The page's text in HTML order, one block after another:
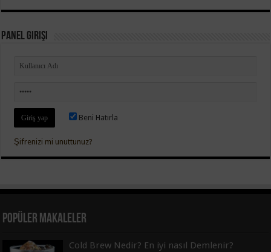
Panel Girişi
Beni Hatırla
Şifrenizi mi unuttunuz?
Popüler Makaleler
Cold Brew Nedir? En iyi nasıl Demlenir?